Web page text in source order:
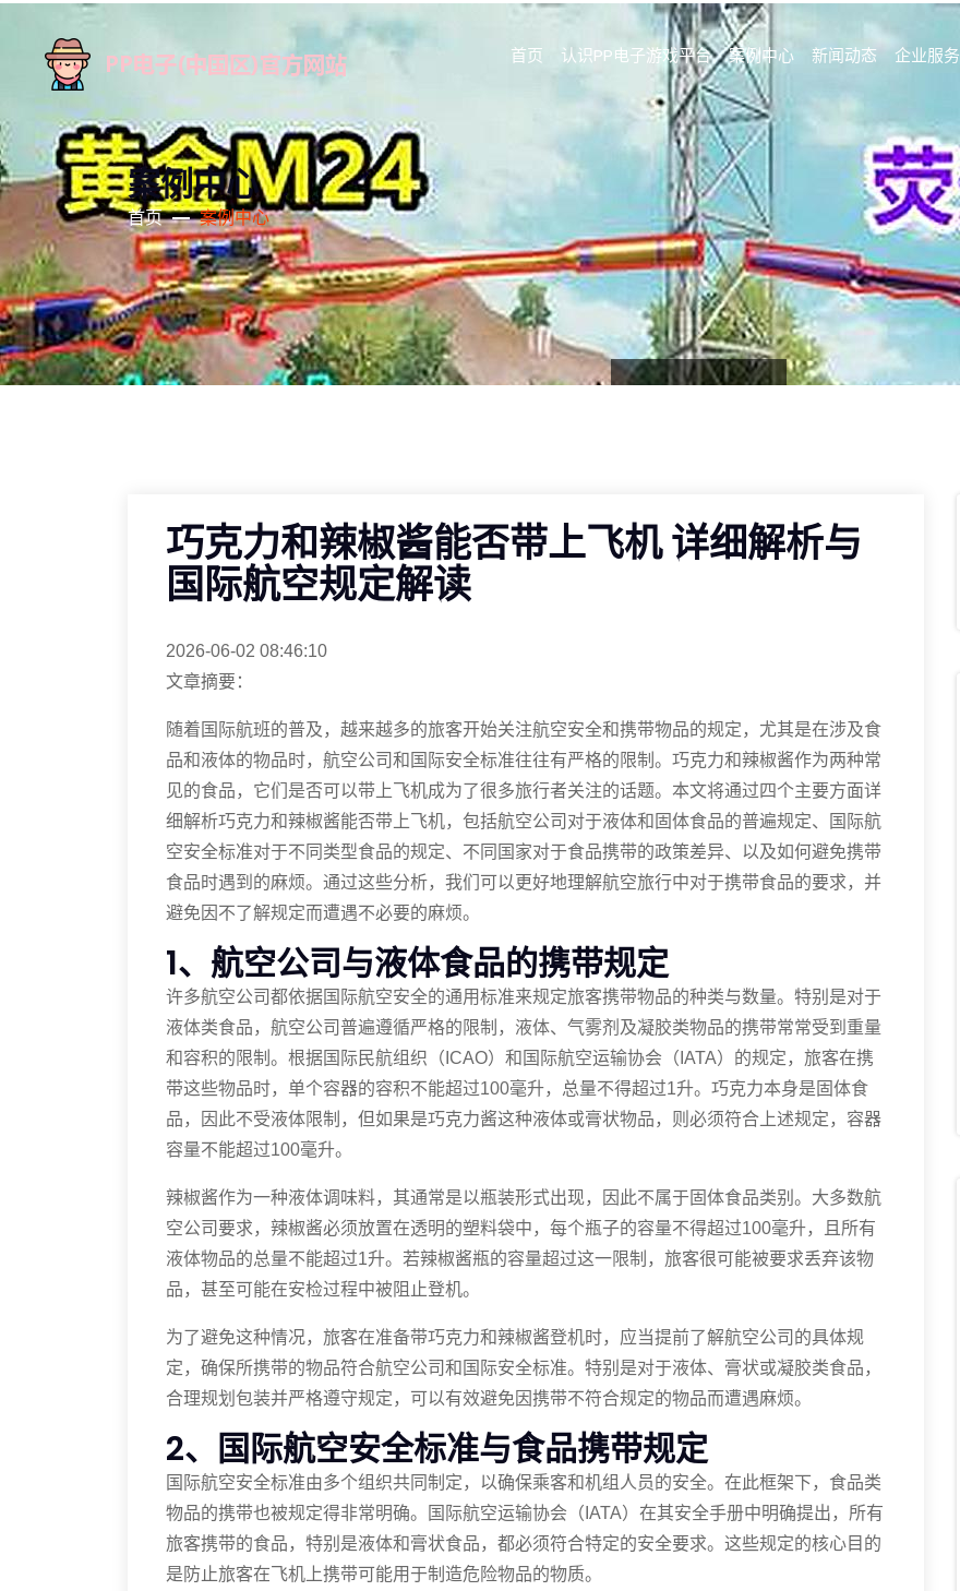
首页 认识PP电子游戏平台 案例中心 新闻动态 企业服务
案例中心
首页 案例中心
巧克力和辣椒酱能否带上飞机 详细解析与
国际航空规定解读
2026-06-02 08:46:10
文章摘要：
随着国际航班的普及，越来越多的旅客开始关注航空安全和携带物品的规定，尤其是在涉及食
品和液体的物品时，航空公司和国际安全标准往往有严格的限制。巧克力和辣椒酱作为两种常
见的食品，它们是否可以带上飞机成为了很多旅行者关注的话题。本文将通过四个主要方面详
细解析巧克力和辣椒酱能否带上飞机，包括航空公司对于液体和固体食品的普遍规定、国际航
空安全标准对于不同类型食品的规定、不同国家对于食品携带的政策差异、以及如何避免携带
食品时遇到的麻烦。通过这些分析，我们可以更好地理解航空旅行中对于携带食品的要求，并
避免因不了解规定而遭遇不必要的麻烦。
1、航空公司与液体食品的携带规定
许多航空公司都依据国际航空安全的通用标准来规定旅客携带物品的种类与数量。特别是对于
液体类食品，航空公司普遍遵循严格的限制，液体、气雾剂及凝胶类物品的携带常常受到重量
和容积的限制。根据国际民航组织（ICAO）和国际航空运输协会（IATA）的规定，旅客在携
带这些物品时，单个容器的容积不能超过100毫升，总量不得超过1升。巧克力本身是固体食
品，因此不受液体限制，但如果是巧克力酱这种液体或膏状物品，则必须符合上述规定，容器
容量不能超过100毫升。
辣椒酱作为一种液体调味料，其通常是以瓶装形式出现，因此不属于固体食品类别。大多数航
空公司要求，辣椒酱必须放置在透明的塑料袋中，每个瓶子的容量不得超过100毫升，且所有
液体物品的总量不能超过1升。若辣椒酱瓶的容量超过这一限制，旅客很可能被要求丢弃该物
品，甚至可能在安检过程中被阻止登机。
为了避免这种情况，旅客在准备带巧克力和辣椒酱登机时，应当提前了解航空公司的具体规
定，确保所携带的物品符合航空公司和国际安全标准。特别是对于液体、膏状或凝胶类食品，
合理规划包装并严格遵守规定，可以有效避免因携带不符合规定的物品而遭遇麻烦。
2、国际航空安全标准与食品携带规定
国际航空安全标准由多个组织共同制定，以确保乘客和机组人员的安全。在此框架下，食品类
物品的携带也被规定得非常明确。国际航空运输协会（IATA）在其安全手册中明确提出，所有
旅客携带的食品，特别是液体和膏状食品，都必须符合特定的安全要求。这些规定的核心目的
是防止旅客在飞机上携带可能用于制造危险物品的物质。